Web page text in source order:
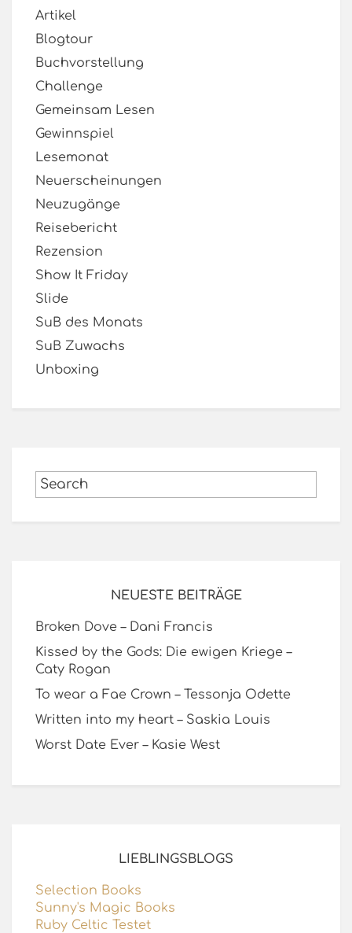
Artikel
Blogtour
Buchvorstellung
Challenge
Gemeinsam Lesen
Gewinnspiel
Lesemonat
Neuerscheinungen
Neuzugänge
Reisebericht
Rezension
Show It Friday
Slide
SuB des Monats
SuB Zuwachs
Unboxing
NEUESTE BEITRÄGE
Broken Dove – Dani Francis
Kissed by the Gods: Die ewigen Kriege –
Caty Rogan
To wear a Fae Crown – Tessonja Odette
Written into my heart – Saskia Louis
Worst Date Ever – Kasie West
LIEBLINGSBLOGS
Selection Books
Sunny's Magic Books
Ruby Celtic Testet